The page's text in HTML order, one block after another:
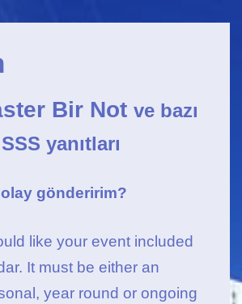
Bir Not ve bazı
SSS yanıtları
olay gönderirim?
like your event included
It must be either an
year round or ongoing